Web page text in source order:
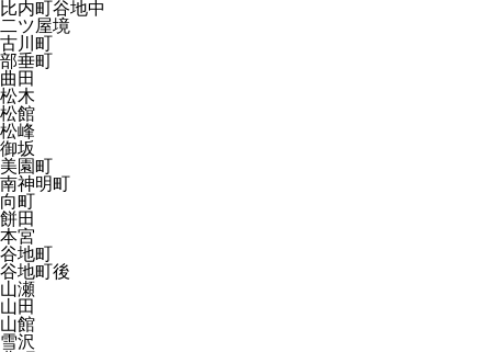
比内町谷地中
二ツ屋境
古川町
部垂町
曲田
松木
松館
松峰
御坂
美園町
南神明町
向町
餅田
本宮
谷地町
谷地町後
山瀬
山田
山館
雪沢